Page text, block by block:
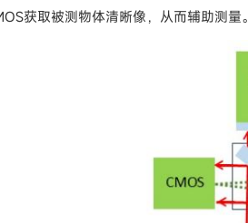
获取被测物体清晰像，从而辅助测量